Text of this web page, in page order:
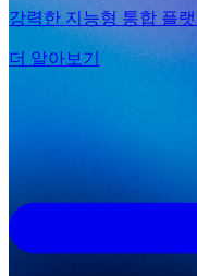
강력한 지능형 통합 플
더 알아보기